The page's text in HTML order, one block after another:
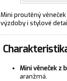
Mini proutěný
výzdoby i stylové
Mini věneček z
aranžmá.